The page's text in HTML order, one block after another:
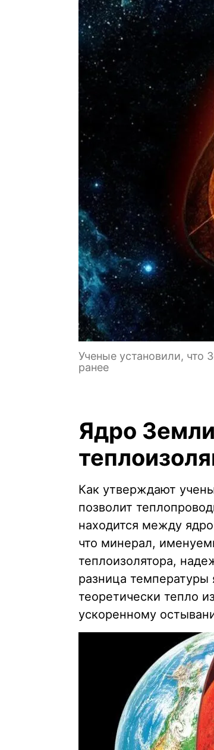
Ученые установили, что
ранее
Ядро
Как утверждают
позволит
находится между
что минерал,
теплоизолятора,
разница
теоретически тепло
ускоренному